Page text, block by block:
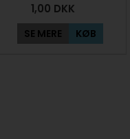
1,00 DKK
SE MERE KØB